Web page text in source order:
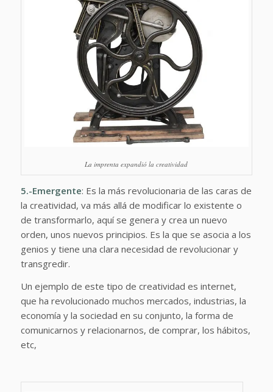
La imprenta expandió la creatividad
5.-Emergente: Es la más revolucionaria de las caras de
la creatividad, va más allá de modificar lo existente o
de transformarlo, aquí se genera y crea un nuevo
orden, unos nuevos principios. Es la que se asocia a los
genios y tiene una clara necesidad de revolucionar y
transgredir.
Un ejemplo de este tipo de creatividad es internet,
que ha revolucionado muchos mercados, industrias, la
economía y la sociedad en su conjunto, la forma de
comunicarnos y relacionarnos, de comprar, los hábitos,
etc,